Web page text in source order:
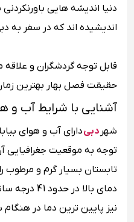
دنیا اندیشه هایی
اندیشیده اند که در سفر به
قابل توجه گردشگران و
حقیقت فصل بهار بهترین
آشنایی با شرایط آب و
شهر دبیدارای آب و هوای
توجه به موقعیت جغرافیایی
تابستان بسیار گرم و مرطوب